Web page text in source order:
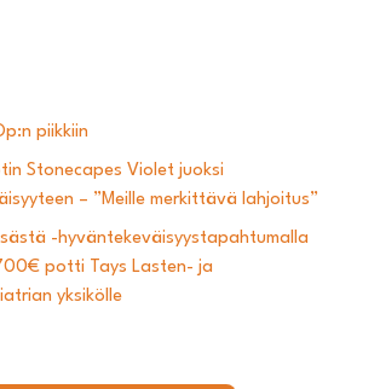
piikkiin
Stonecapes Violet juoksi
– ”Meille merkittävä lahjoitus”
-hyväntekeväisyystapahtumalla
potti Tays Lasten- ja
yksikölle